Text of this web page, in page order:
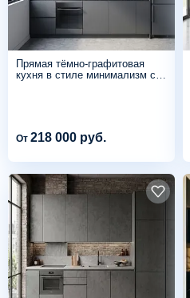
Прямая тёмно-графитовая
кухня в стиле минимализм с
От 218 000 руб.